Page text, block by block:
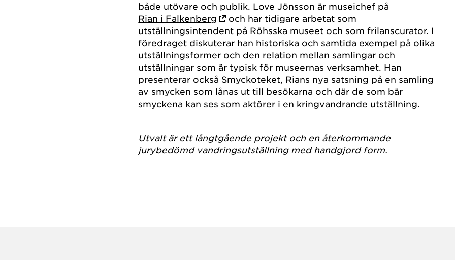
både utövare och publik. Love Jönsson är museichef på
Rian i Falkenberg
och har tidigare arbetat som
utställningsintendent på Röhsska museet och som frilanscurator. I
föredraget diskuterar han historiska och samtida exempel på olika
utställningsformer och den relation mellan samlingar och
utställningar som är typisk för museernas verksamhet. Han
presenterar också Smyckoteket, Rians nya satsning på en samling
av smycken som lånas ut till besökarna och där de som bär
smyckena kan ses som aktörer i en kringvandrande utställning.
Utvaltär ett långtgående projekt och en återkommande
jurybedömd vandringsutställning med handgjord form.